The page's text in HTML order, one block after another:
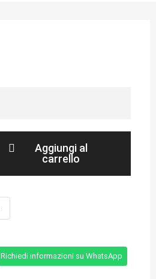
Aggiungi al
carrello
Richiedi informazioni su WhatsApp